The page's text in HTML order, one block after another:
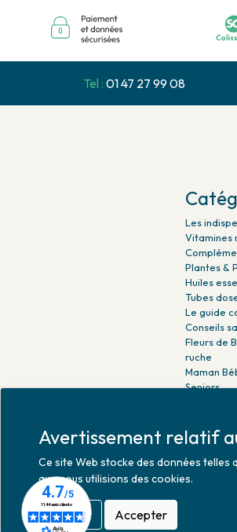
Tel : 01 47 27 99 08
Les
Vitamines
Plantes &
Huiles
Tubes
Le guide
Conseils
Fleurs de
ruche
Maman
Seniors
Avertissement relatif
Ce site Web stocke des données
que nous utilisions des cookies.
Refuser Accepter